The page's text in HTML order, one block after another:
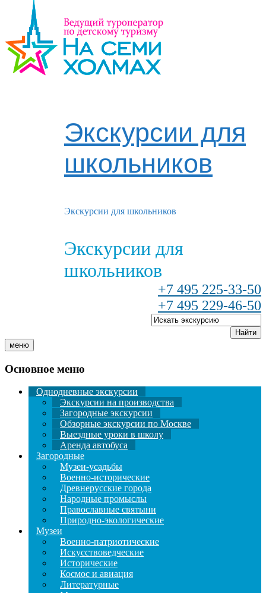
Экскурсии для
школьников
Экскурсии для школьников
Экскурсии для
школьников
+7 495 225-33-50
+7 495 229-46-50
Найти
меню
Основное меню
Однодневные экскурсии
Экскурсии на производства
Загородные экскурсии
Обзорные экскурсии по Москве
Выездные уроки в школу
Аренда автобуса
Загородные
Музеи-усадьбы
Военно-исторические
Древнерусские города
Народные промыслы
Православные святыни
Природно-экологические
Музеи
Военно-патриотические
Искусствоведческие
Исторические
Космос и авиация
Литературные